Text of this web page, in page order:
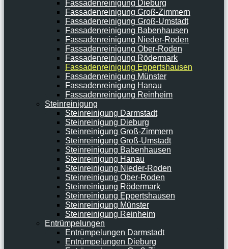
Fassadenreinigung Dieburg
Fassadenreinigung Groß-Zimmern
Fassadenreinigung Groß-Umstadt
Fassadenreinigung Babenhausen
Fassadenreinigung Nieder-Roden
Fassadenreinigung Ober-Roden
Fassadenreinigung Rödermark
Fassadenreinigung Eppertshausen
Fassadenreinigung Münster
Fassadenreinigung Hanau
Fassadenreinigung Reinheim
Steinreinigung
Steinreinigung Darmstadt
Steinreinigung Dieburg
Steinreinigung Groß-Zimmern
Steinreinigung Groß-Umstadt
Steinreinigung Babenhausen
Steinreinigung Hanau
Steinreinigung Nieder-Roden
Steinreinigung Ober-Roden
Steinreinigung Rödermark
Steinreinigung Eppertshausen
Steinreinigung Münster
Steinreinigung Reinheim
Entrümpelungen
Entrümpelungen Darmstadt
Entrümpelungen Dieburg